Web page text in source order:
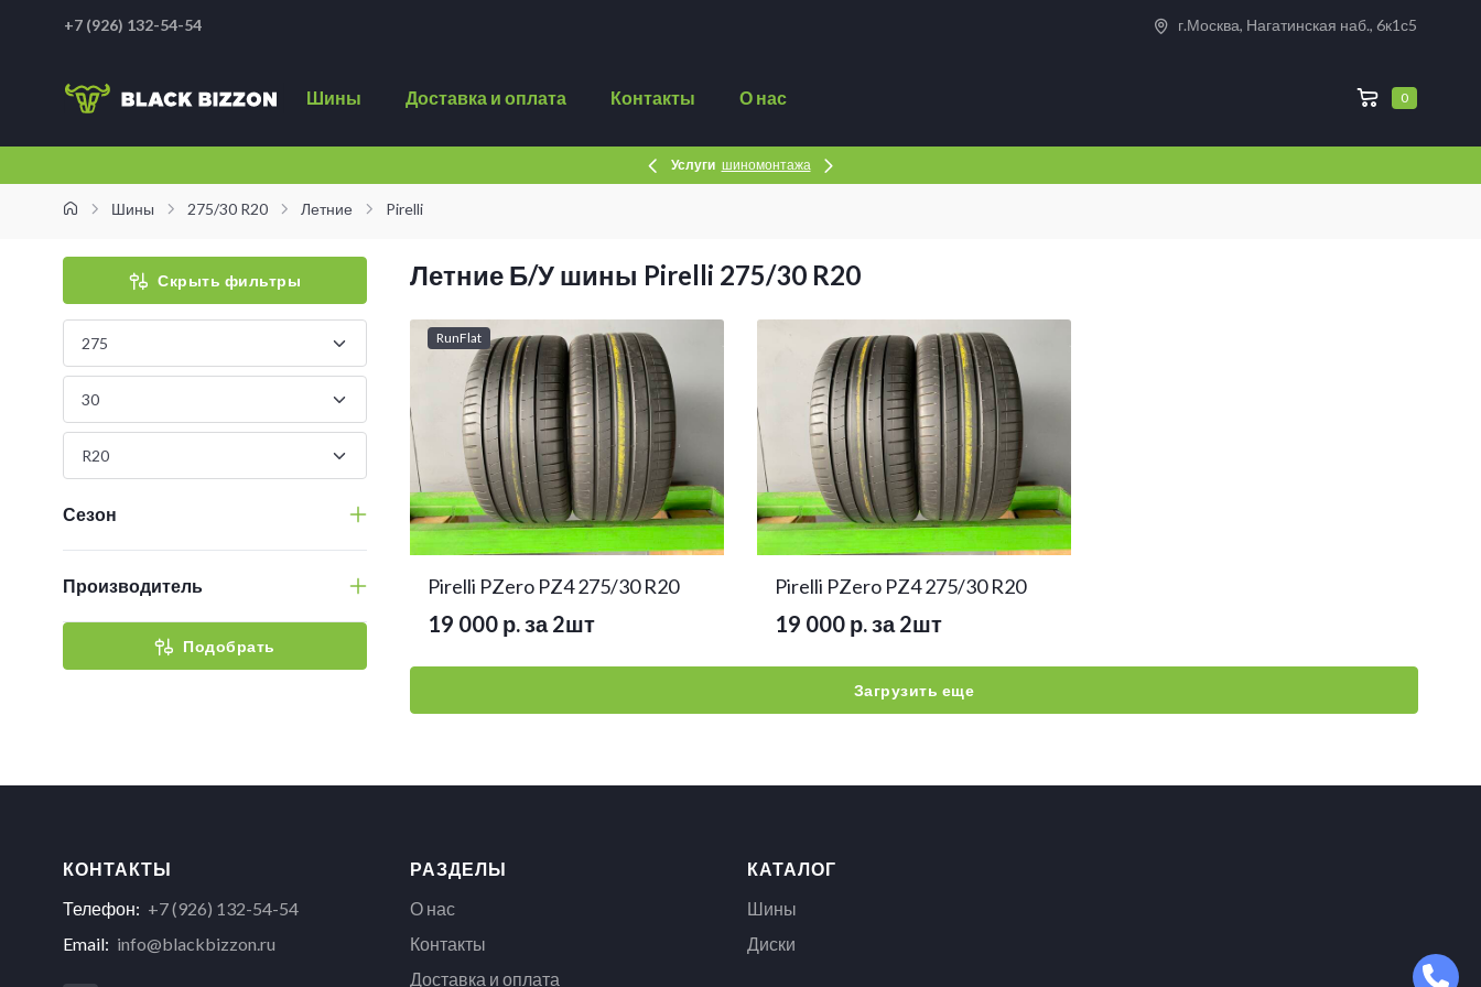
+7 (926) 132-54-54 г.Москва, Нагатинская наб., 6к1с5
0
Шины Доставка и оплата Контакты О нас
Услуги шиномонтажа
Шины 275/30 R20 Летние Pirelli
Скрыть фильтры Летние Б/У шины Pirelli 275/30 R20
Сезон
Производитель
Подобрать
RunFlat
Pirelli PZero PZ4 275/30 R20
19 000 р. за 2шт
Pirelli PZero PZ4 275/30 R20
19 000 р. за 2шт
Загрузить еще
КОНТАКТЫ
Телефон: +7 (926) 132-54-54
Email: info@blackbizzon.ru
РАЗДЕЛЫ
О нас
Контакты
Доставка и оплата
КАТАЛОГ
Шины
Диски